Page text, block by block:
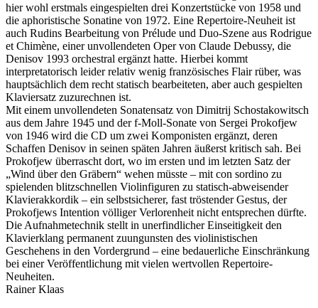
hier wohl erstmals eingespielten drei Konzertstücke von 1958 und
die aphoristische Sonatine von 1972. Eine Repertoire-Neuheit ist
auch Rudins Bearbeitung von Prélude und Duo-Szene aus Rodrigue
et Chimène, einer unvollendeten Oper von Claude Debussy, die
Denisov 1993 orchestral ergänzt hatte. Hierbei kommt
interpretatorisch leider relativ wenig französisches Flair rüber, was
hauptsächlich dem recht statisch bearbeiteten, aber auch gespielten
Klaviersatz zuzurechnen ist.
Mit einem unvollendeten Sonatensatz von Dimitrij Schostakowitsch
aus dem Jahre 1945 und der f-Moll-Sonate von Sergei Prokofjew
von 1946 wird die CD um zwei Komponisten ergänzt, deren
Schaffen Denisov in seinen späten Jahren äußerst kritisch sah. Bei
Prokofjew überrascht dort, wo im ersten und im letzten Satz der
„Wind über den Gräbern“ wehen müsste – mit con sordino zu
spielenden blitzschnellen Violinfiguren zu statisch-abweisender
Klavierakkordik – ein selbstsicherer, fast tröstender Gestus, der
Prokofjews Intention völliger Verlorenheit nicht entsprechen dürfte.
Die Aufnahmetechnik stellt in unerfindlicher Einseitigkeit den
Klavierklang permanent zuungunsten des violinistischen
Geschehens in den Vordergrund – eine bedauerliche Einschränkung
bei einer Veröffentlichung mit vielen wertvollen Repertoire-
Neuheiten.
Rainer Klaas